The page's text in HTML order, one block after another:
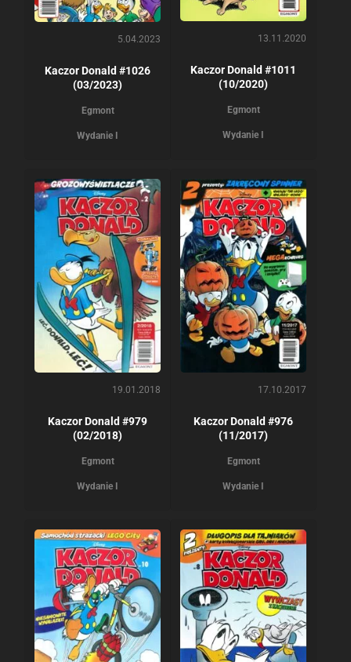
5.04.2023
Kaczor Donald #1026
(03/2023)
Egmont
Wydanie I
13.11.2020
Kaczor Donald #1011
(10/2020)
Egmont
Wydanie I
19.01.2018
Kaczor Donald #979
(02/2018)
Egmont
Wydanie I
17.10.2017
Kaczor Donald #976
(11/2017)
Egmont
Wydanie I